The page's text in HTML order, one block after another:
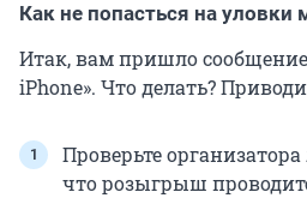
Как не попасться на
Итак, вам пришло
iPhone». Что делать?
Проверьте организатора
что розыгрыш